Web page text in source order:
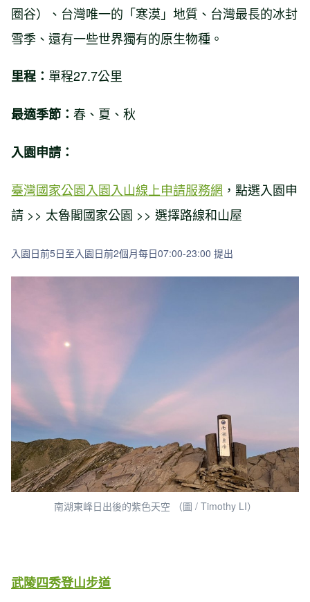
圈谷）、台灣唯一的「寒漠」地質、台灣最長的冰封
雪季、還有一些世界獨有的原生物種。
里程： 單程27.7公里
最適季節： 春、夏、秋
入園申請：
臺灣國家公園入園入山線上申請服務網 ，點選入園申
請 >> 太魯閣國家公園 >> 選擇路線和山屋
入園日前5日至入園日前2個月每日07:00-23:00 提出
南湖東峰日出後的紫色天空 （圖 / Timothy LI）
武陵四秀登山步道